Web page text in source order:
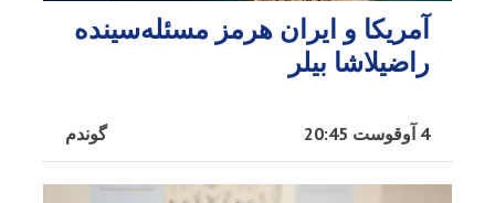
آمریکا و ایران هرمز مسئله‌سینده
راضیلاشا بیلر
گوندم 4 آوقوست 20:45